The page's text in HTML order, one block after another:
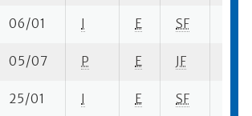
06/01 I E SF
05/07 P E JF
25/01 I E SF